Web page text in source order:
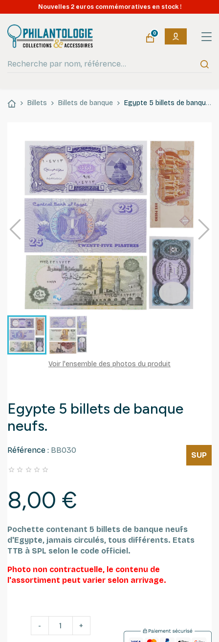
Nouvelles 2 euros commémoratives en stock !
0
Billets Billets de banque Egypte 5 billets de banque neufs.
Voir l'ensemble des photos du produit
Egypte 5 billets de banque
neufs.
Référence : BB030
SUP
    
8,00 €
Pochette contenant 5 billets de banque neufs
d'Egypte, jamais circulés, tous différents. Etats
TTB à SPL selon le code officiel.
Photo non contractuelle, le contenu de
l'assortiment peut varier selon arrivage.
- +